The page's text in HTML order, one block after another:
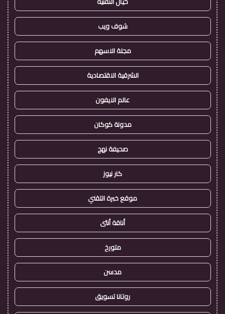
شوف ويب
مجلة الاسهم
الشرقية الاقتصادية
عالم الايفون
مدونة كوكان
صحيفة نهج
كار نيوز
موقع خبرة التقني
أناقة أنثى
متورخ
مدسن
روتانا تسويق